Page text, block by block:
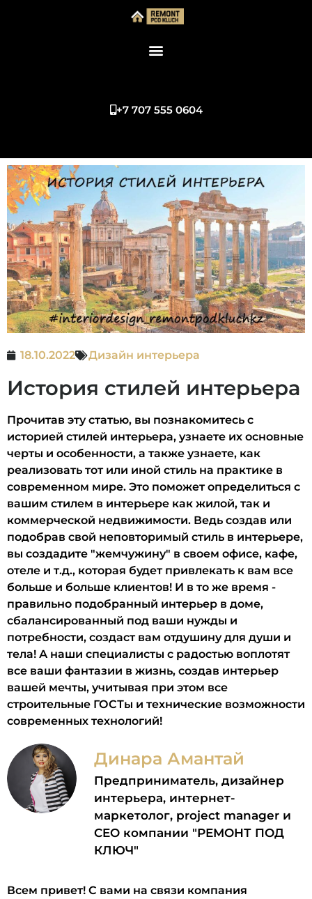
+7 707 555 0604
18.10.2022 Дизайн интерьера
История стилей интерьера
Прочитав эту статью, вы познакомитесь с
историей стилей интерьера, узнаете их основные
черты и особенности, а также узнаете, как
реализовать тот или иной стиль на практике в
современном мире. Это поможет определиться с
вашим стилем в интерьере как жилой, так и
коммерческой недвижимости. Ведь создав или
подобрав свой неповторимый стиль в интерьере,
вы создадите "жемчужину" в своем офисе, кафе,
отеле и т.д., которая будет привлекать к вам все
больше и больше клиентов! И в то же время -
правильно подобранный интерьер в доме,
сбалансированный под ваши нужды и
потребности, создаст вам отдушину для души и
тела! А наши специалисты с радостью воплотят
все ваши фантазии в жизнь, создав интерьер
вашей мечты, учитывая при этом все
строительные ГОСТы и технические возможности
современных технологий!
Динара Амантай
Предприниматель, дизайнер
интерьера, интернет-
маркетолог, project manager и
CEO компании "РЕМОНТ ПОД
КЛЮЧ"
Всем привет! С вами на связи компания